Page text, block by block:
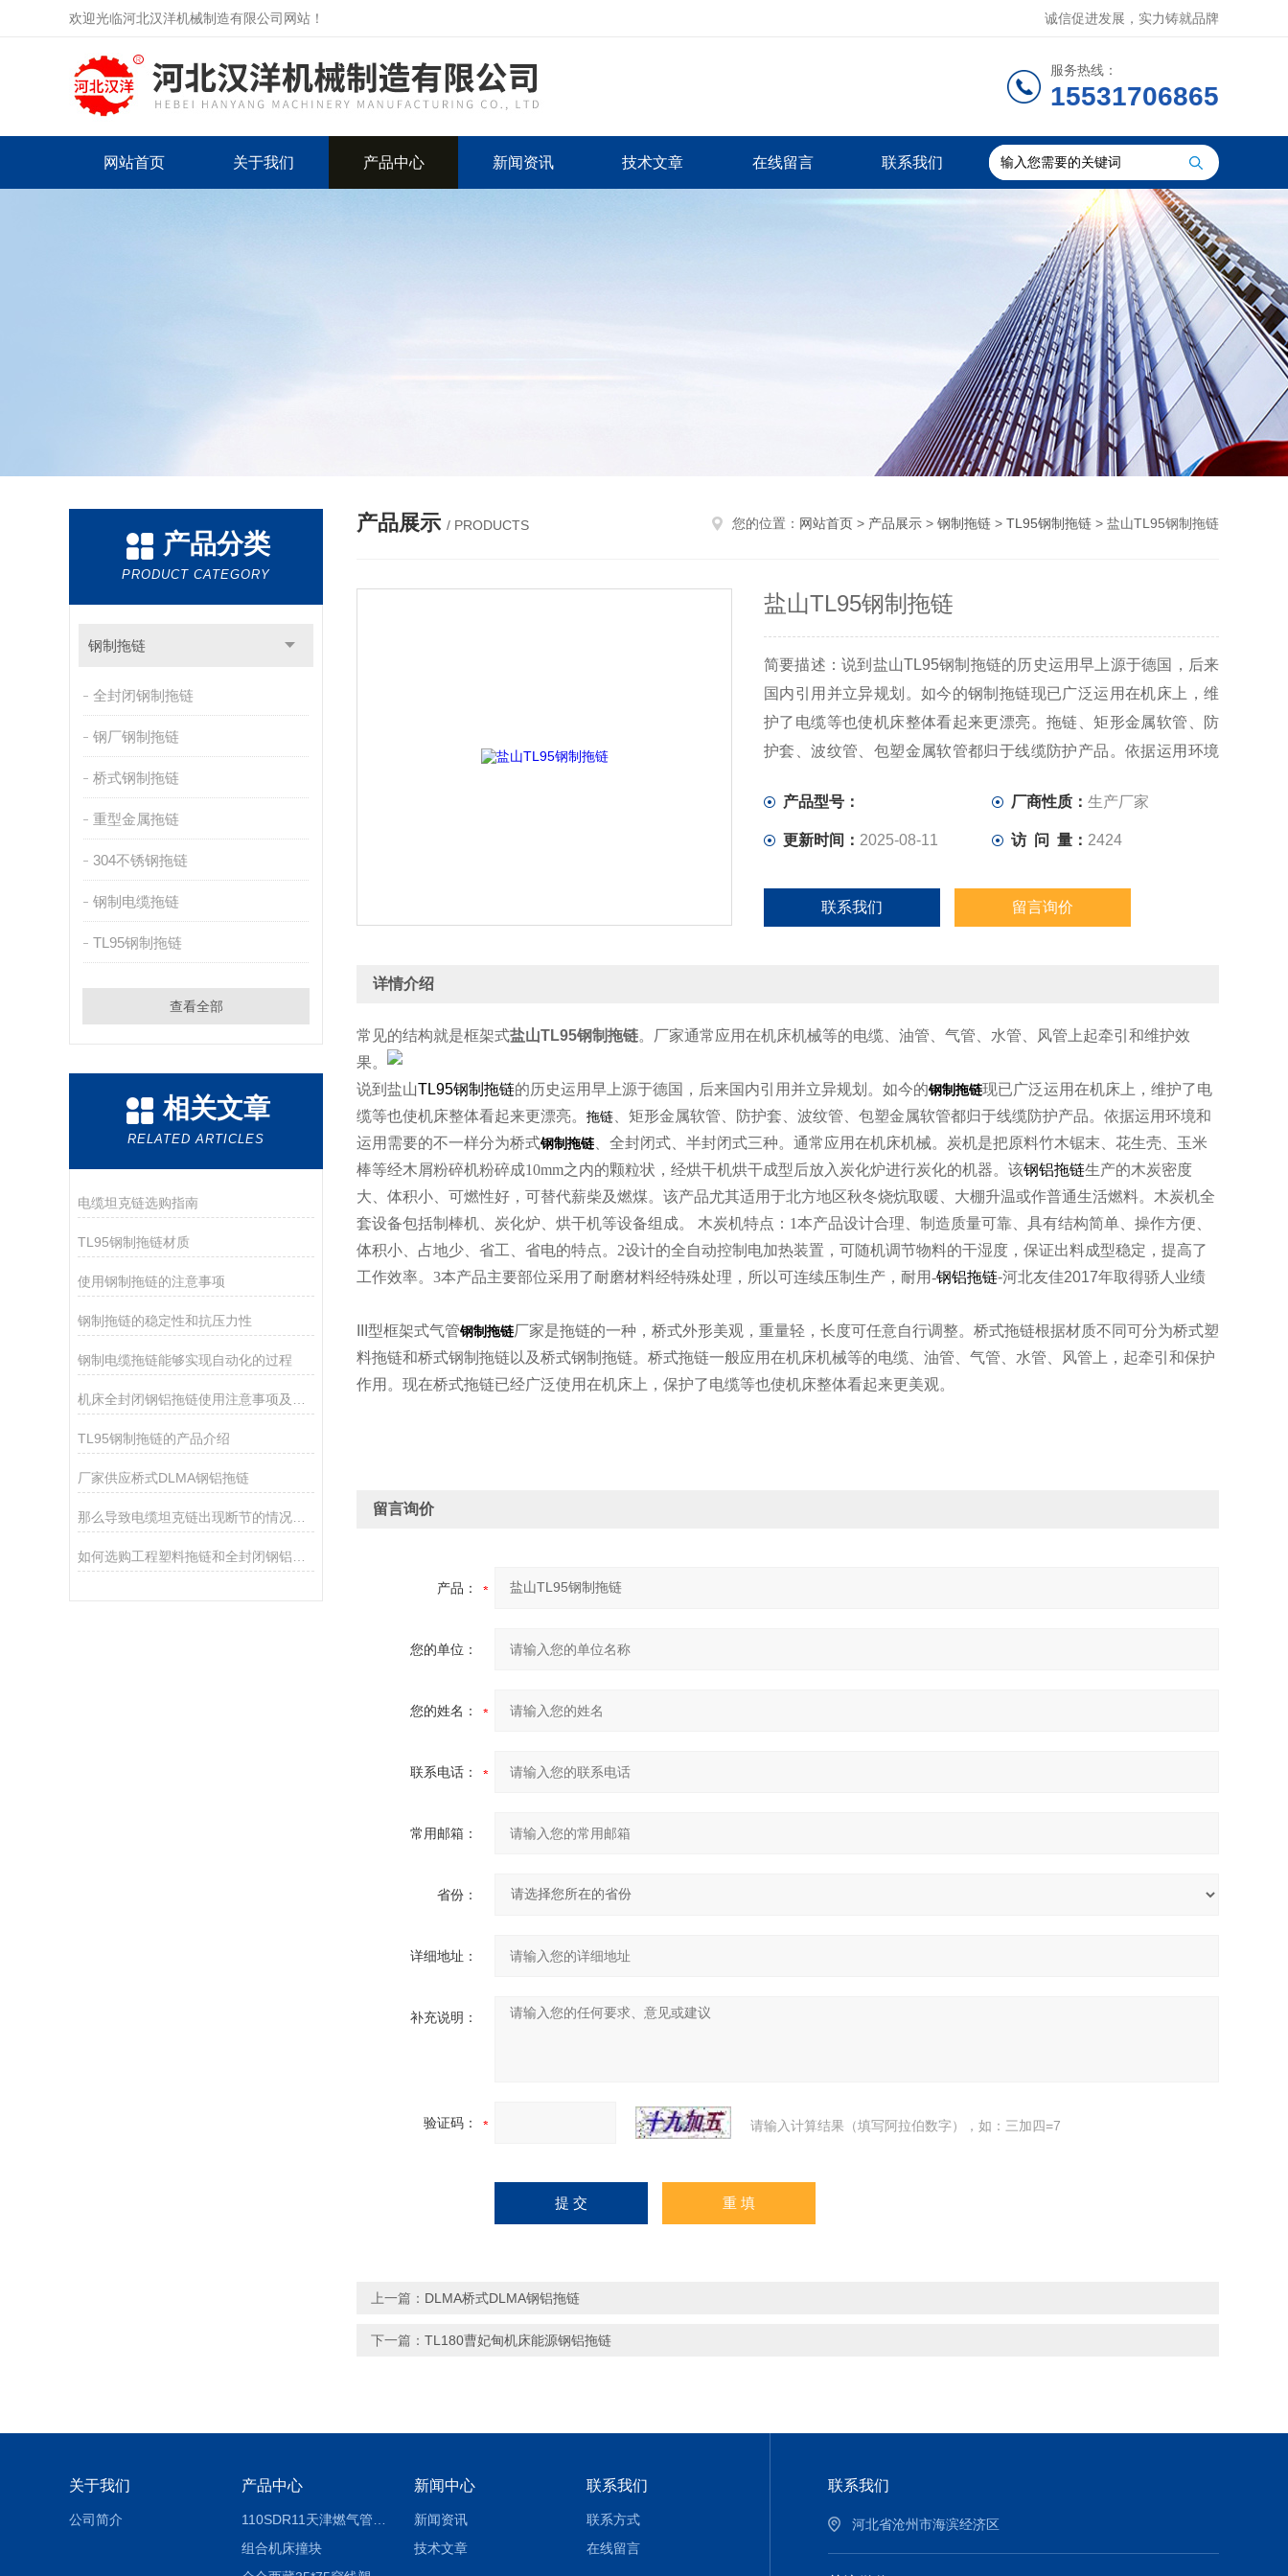
欢迎光临河北汉洋机械制造有限公司网站！ 诚信促进发展，实力铸就品牌
服务热线：
15531706865
网站首页 关于我们 产品中心 新闻资讯 技术文章 在线留言 联系我们
产品分类
PRODUCT CATEGORY
钢制拖链
全封闭钢制拖链
钢厂钢制拖链
桥式钢制拖链
重型金属拖链
304不锈钢拖链
钢制电缆拖链
TL95钢制拖链
查看全部
相关文章
RELATED ARTICLES
电缆坦克链选购指南
TL95钢制拖链材质
使用钢制拖链的注意事项
钢制拖链的稳定性和抗压力性
钢制电缆拖链能够实现自动化的过程
TL95钢制拖链的产品介绍
厂家供应桥式DLMA钢铝拖链
那么导致电缆坦克链出现断节的情况有那些呢
产品展示 / PRODUCTS 您的位置： 网站首页 > 产品展示 > 钢制拖链 > TL95钢制拖链 > 盐山TL95钢制拖链
盐山TL95钢制拖链
简要描述：说到盐山TL95钢制拖链的历史运用早上源于德国，后来
国内引用并立异规划。如今的钢制拖链现已广泛运用在机床上，维
护了电缆等也使机床整体看起来更漂亮。拖链、矩形金属软管、防
护套、波纹管、包塑金属软管都归于线缆防护产品。依据运用环境
产品型号：
厂商性质： 生产厂家
更新时间： 2025-08-11 访 问 量： 2424
联系我们 留言询价
详情介绍
常见的结构就是框架式盐山TL95钢制拖链。厂家通常应用在机床机械等的电缆、油管、气管、水管、风管上起牵引和维护效
果。
说到盐山TL95钢制拖链的历史运用早上源于德国，后来国内引用并立异规划。如今的钢制拖链现已广泛运用在机床上，维护了电
缆等也使机床整体看起来更漂亮。 拖链 、矩形金属软管、防护套、波纹管、包塑金属软管都归于线缆防护产品。依据运用环境和
运用需要的不一样分为桥式钢制拖链 、全封闭式、半封闭式三种。通常应用在机床机械。 炭机是把原料竹木锯末、花生壳、玉米
棒等经木屑粉碎机粉碎成10mm之内的颗粒状，经烘干机烘干成型后放入炭化炉进行炭化的机器。该钢铝拖链生产的木炭密度
大、体积小、可燃性好，可替代薪柴及燃煤。该产品尤其适用于北方地区秋冬烧炕取暖、大棚升温或作普通生活燃料。木炭机全
套设备包括制棒机、炭化炉、烘干机等设备组成。 木炭机特点：1本产品设计合理、制造质量可靠、具有结构简单、操作方便、
体积小、占地少、省工、省电的特点。2设计的全自动控制电加热装置，可随机调节物料的干湿度，保证出料成型稳定，提高了
工作效率。3本产品主要部位采用了耐磨材料经特殊处理，所以可连续压制生产，耐用-钢铝拖链-河北友佳2017年取得骄人业绩
III型框架式气管钢制拖链厂家是拖链的一种，桥式外形美观，重量轻，长度可任意自行调整。桥式拖链根据材质不同可分为桥式塑
料拖链和桥式钢制拖链以及桥式钢制拖链。桥式拖链一般应用在机床机械等的电缆、油管、气管、水管、风管上，起牵引和保护
作用。现在桥式拖链已经广泛使用在机床上，保护了电缆等也使机床整体看起来更美观。
留言询价
产品：
您的单位：
您的姓名：
联系电话：
常用邮箱：
省份：
详细地址：
补充说明：
验证码： 请输入计算结果（填写阿拉伯数字），如：三加四=7
上一篇： DLMA桥式DLMA钢铝拖链
下一篇： TL180曹妃甸机床能源钢铝拖链
关于我们
公司简介
产品中心
组合机床撞块
新闻中心
新闻资讯
技术文章
联系我们
联系方式
在线留言
联系我们
河北省沧州市海滨经济区